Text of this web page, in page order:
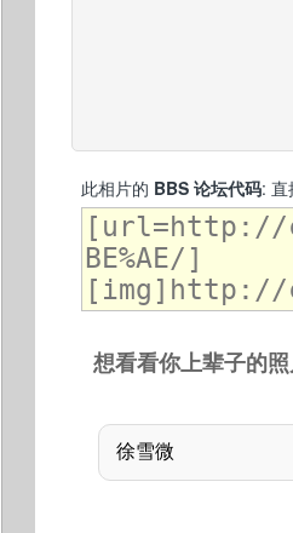
此相片的 BBS 论坛代码: 直
想看看你上辈子的